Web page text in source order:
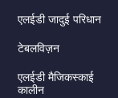
एलईडी जादुई परिधान
टेबलविज़न
एलईडी मैजिकस्काई
कालीन